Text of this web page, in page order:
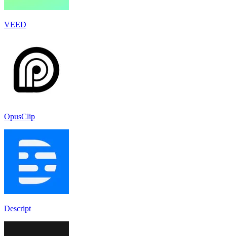
VEED
OpusClip
Descript